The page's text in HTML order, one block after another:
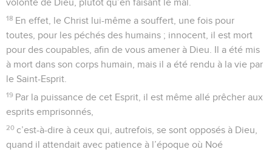
volonté de Dieu, plutôt qu’en faisant le mal.
18 En effet, le Christ lui-même a souffert, une fois pour
toutes, pour les péchés des humains ; innocent, il est mort
pour des coupables, afin de vous amener à Dieu. Il a été mis
à mort dans son corps humain, mais il a été rendu à la vie par
le Saint-Esprit.
19 Par la puissance de cet Esprit, il est même allé prêcher aux
esprits emprisonnés,
20 c’est-à-dire à ceux qui, autrefois, se sont opposés à Dieu,
quand il attendait avec patience à l’époque où Noé